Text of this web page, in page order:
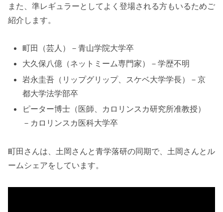
また、準レギュラーとしてよく登場される方もいるためご
紹介します。
町田（芸人）－青山学院大学卒
大久保八億（ネットミーム専門家）－学歴不明
岩永圭吾（リップグリップ、スケベ大学学長）－京
都大学法学部卒
ピーター博士（医師、カロリンスカ研究所准教授）
－カロリンスカ医科大学卒
町田さんは、土岡さんと青学落研の同期で、土岡さんとル
ームシェアをしています。